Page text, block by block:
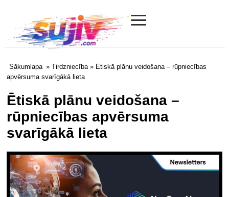
Sujiv.com
≡
Sākumlapa » Tirdzniecība» Ētiskā plānu veidošana – rūpniecības
apvērsuma svarīgākā lieta
Ētiskā plānu veidošana –
rūpniecības apvērsuma
svarīgākā lieta